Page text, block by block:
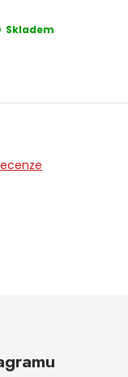
Skladem